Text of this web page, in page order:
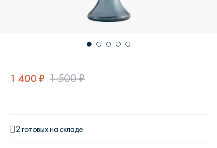
1 400 ₽ 1 500 ₽
2 готовых на складе